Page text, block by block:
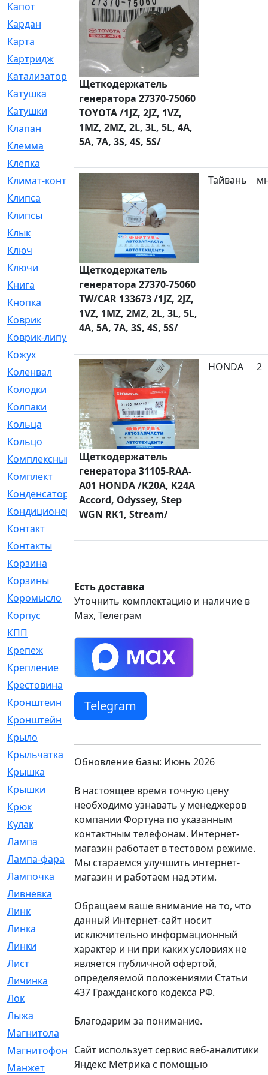
Капот
[144]
Кардан
[131]
Карта
[2]
Картридж
[250]
Катализатор
[1]
Катушка
[2]
Катушки
[291]
Клапан
[375]
Клемма
[5]
Клёпка
Климат-контроль
Клипса
[21]
Клипсы
[321]
Клык
[4]
Ключ
[2]
Ключи
[3]
Книга
[293]
Кнопка
[3]
Коврик
[1]
Коврик-липучка
Кожух
[4]
Коленвал
[38]
Колодки
[2151]
Колпаки
[5]
Кольца
[1164]
Кольцо
[272]
Комплексный
[1]
Комплект
[196]
Конденсатор
[1]
Кондиционер
[2]
Контакт
Контакты
Корзина
Корзины
Коромысло
[6]
Корпус
[41]
КПП
Крепеж
[4]
Крепление
[23]
Крестовина
Кронштеин
[1]
Кронштейн
[59]
Крыло
Крыльчатка
Крышка
Крышки
[4]
Крюк
[1]
Кулак
[9]
Лампа
[128]
Лампа-фара
[4]
Лампочка
[209]
Ливневка
Линк
[3]
Линка
Линки
[913]
Лист
[144]
Личинка
[3]
Лок
[1]
Лыжа
[23]
Магнитола
Магнитофон
[1]
Манжет
[194]
Щеткодержатель
генератора 27370-75060
TOYOTA /1JZ, 2JZ, 1VZ,
1MZ, 2MZ, 2L, 3L, 5L, 4A,
5A, 7A, 3S, 4S, 5S/
Щеткодержатель
генератора 27370-75060
TW/CAR 133673 /1JZ, 2JZ,
1VZ, 1MZ, 2MZ, 2L, 3L, 5L,
4A, 5A, 7A, 3S, 4S, 5S/
Тайвань
Щеткодержатель
генератора 31105-RAA-
A01 HONDA /K20A, K24A
Accord, Odyssey, Step
WGN RK1, Stream/
HONDA 2
Есть доставка
Уточнить комплектацию и наличие в
Max, Телеграм
Telegram
Обновление базы: Июнь 2026
В настоящее время точную цену
необходимо узнавать у менеджеров
компании Фортуна по указанным
контактным телефонам. Интернет-
магазин работает в тестовом режиме.
Мы стараемся улучшить интернет-
магазин и работаем над этим.
Обращаем ваше внимание на то, что
данный Интернет-сайт носит
исключительно информационный
характер и ни при каких условиях не
является публичной офертой,
определяемой положениями Статьи
437 Гражданского кодекса РФ.
Благодарим за понимание.
Сайт использует сервис веб-аналитики
Яндекс Метрика с помощью